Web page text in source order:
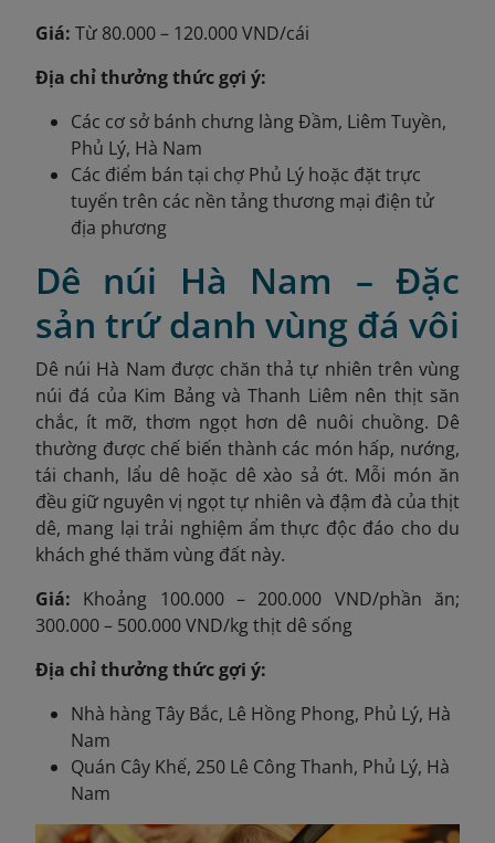
Giá: Từ 80.000 – 120.000 VND/cái
Địa chỉ thưởng thức gợi ý:
Các cơ sở bánh chưng làng Đầm, Liêm Tuyền,
Phủ Lý, Hà Nam
Các điểm bán tại chợ Phủ Lý hoặc đặt trực
tuyến trên các nền tảng thương mại điện tử
địa phương
Dê núi Hà Nam – Đặc
sản trứ danh vùng đá vôi
Dê núi Hà Nam được chăn thả tự nhiên trên vùng
núi đá của Kim Bảng và Thanh Liêm nên thịt săn
chắc, ít mỡ, thơm ngọt hơn dê nuôi chuồng. Dê
thường được chế biến thành các món hấp, nướng,
tái chanh, lẩu dê hoặc dê xào sả ớt. Mỗi món ăn
đều giữ nguyên vị ngọt tự nhiên và đậm đà của thịt
dê, mang lại trải nghiệm ẩm thực độc đáo cho du
khách ghé thăm vùng đất này.
Giá: Khoảng 100.000 – 200.000 VND/phần ăn;
300.000 – 500.000 VND/kg thịt dê sống
Địa chỉ thưởng thức gợi ý:
Nhà hàng Tây Bắc, Lê Hồng Phong, Phủ Lý, Hà
Nam
Quán Cây Khế, 250 Lê Công Thanh, Phủ Lý, Hà
Nam